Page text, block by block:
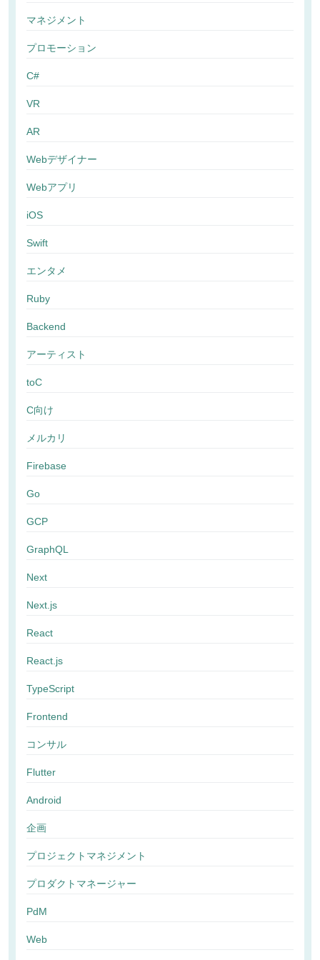
マネジメント
プロモーション
C#
VR
AR
Webデザイナー
Webアプリ
iOS
Swift
エンタメ
Ruby
Backend
アーティスト
toC
C向け
メルカリ
Firebase
Go
GCP
GraphQL
Next
Next.js
React
React.js
TypeScript
Frontend
コンサル
Flutter
Android
企画
プロジェクトマネジメント
プロダクトマネージャー
PdM
Web